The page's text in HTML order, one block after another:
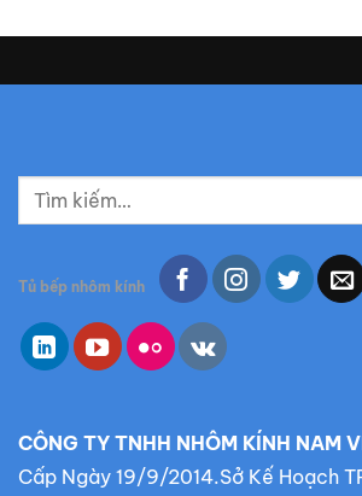
ì
k
ế
m
Tủ bếp nhôm kính
CÔNG TY TNHH NHÔM KÍNH NAM
Cấp Ngày 19/9/2014.Sở Kế Hoạch